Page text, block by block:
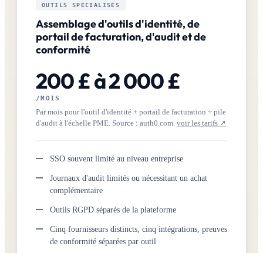
OUTILS SPÉCIALISÉS
Assemblage d'outils d'identité, de
portail de facturation, d'audit et de
conformité
200 £ à 2 000 £
/MOIS
Par mois pour l'outil d'identité + portail de facturation + pile
d'audit à l'échelle PME. Source : auth0.com. voir les tarifs ↗
SSO souvent limité au niveau entreprise
Journaux d'audit limités ou nécessitant un achat
complémentaire
Outils RGPD séparés de la plateforme
Cinq fournisseurs distincts, cinq intégrations, preuves
de conformité séparées par outil